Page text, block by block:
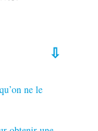
ne le